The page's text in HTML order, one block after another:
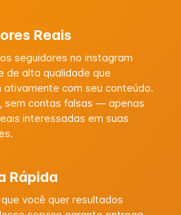
Reais
seguidores no instagram
de alta qualidade que
ativamente com seu conteúdo.
sem contas falsas — apenas
interessadas em suas
Rápida
você quer resultados